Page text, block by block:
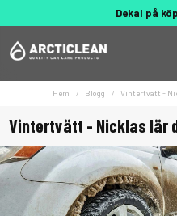
Dekal på
Hem Blogg Vintertvätt -
Vintertvätt - Nicklas lär